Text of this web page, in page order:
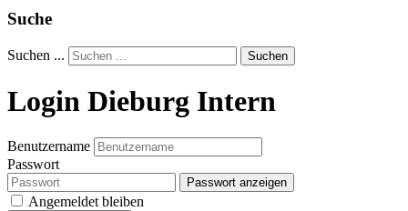
Suche
Suchen ... Suchen
Login Dieburg Intern
Benutzername
Passwort
Passwort anzeigen
Angemeldet bleiben